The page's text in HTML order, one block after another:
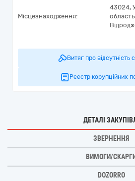
Місцезнаходження:
43024,
Витяг про відсутність
Реєстр корупційних
ДЕТАЛІ
ЗВЕРНЕННЯ
ВИМОГИ/СКАРГИ
DOZORRO